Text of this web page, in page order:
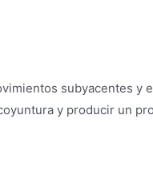
subyacentes y
y producir un